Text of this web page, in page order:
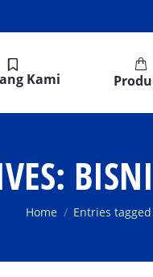
Kami
You are here:
Home Entries